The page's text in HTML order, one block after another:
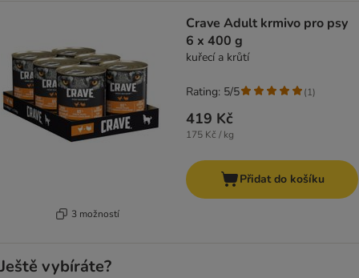
3 možností
Crave Adult krmivo pro psy
6 x 400 g
kuřecí a krůtí
419 Kč
175 Kč / kg
Rating: 5/5 (1)
Přidat do košíku
Ještě vybíráte?